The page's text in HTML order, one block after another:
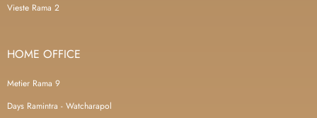
Vieste Rama 2
HOME OFFICE
Metier Rama 9
Days Ramintra - Watcharapol